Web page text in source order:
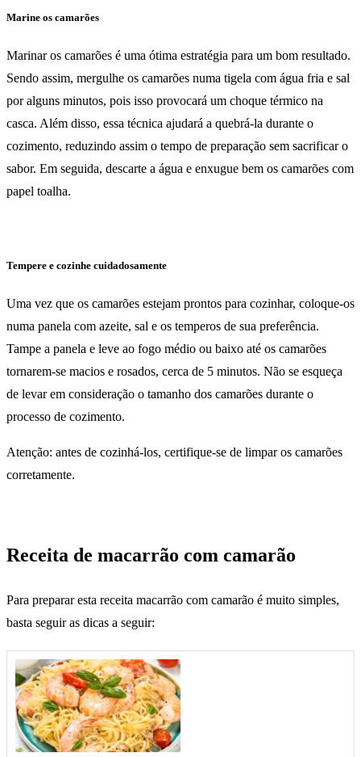
Marine os camarões
Marinar os camarões é uma ótima estratégia para um bom resultado.
Sendo assim, mergulhe os camarões numa tigela com água fria e sal
por alguns minutos, pois isso provocará um choque térmico na
casca. Além disso, essa técnica ajudará a quebrá-la durante o
cozimento, reduzindo assim o tempo de preparação sem sacrificar o
sabor. Em seguida, descarte a água e enxugue bem os camarões com
papel toalha.
Tempere e cozinhe cuidadosamente
Uma vez que os camarões estejam prontos para cozinhar, coloque-os
numa panela com azeite, sal e os temperos de sua preferência.
Tampe a panela e leve ao fogo médio ou baixo até os camarões
tornarem-se macios e rosados, cerca de 5 minutos. Não se esqueça
de levar em consideração o tamanho dos camarões durante o
processo de cozimento.
Atenção: antes de cozinhá-los, certifique-se de limpar os camarões
corretamente.
Receita de macarrão com camarão
Para preparar esta receita macarrão com camarão é muito simples,
basta seguir as dicas a seguir: